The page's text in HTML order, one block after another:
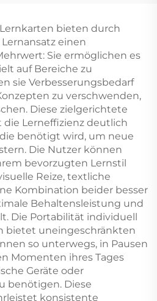
Kunststoff,
benutzerdefinierte
Pokerspielkarte
bieten durch
einen
Sie ermöglichen es
auf Bereiche zu
sie Verbesserungsbedarf
zu verschwenden,
Diese zielgerichtete
Lerneffizienz deutlich
benötigt wird, um neue
Die Nutzer können
bevorzugten Lernstil
Reize, textliche
Kombination beider besser
Behaltensleistung und
Die Portabilität individuell
bietet uneingeschränkten
so unterwegs, in Pausen
Momenten ihres Tages
Geräte oder
benötigen. Diese
konsistente